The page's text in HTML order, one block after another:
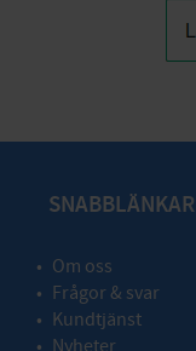
SNABBLÄNKAR
Om oss
Frågor & svar
Kundtjänst